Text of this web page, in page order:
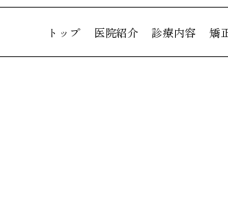
トップ 医院紹介 診療内容 矯